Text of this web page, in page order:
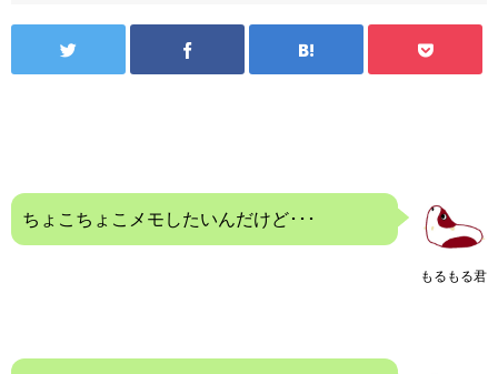
もるもる君
ちょこちょこメモしたいんだけど･･･